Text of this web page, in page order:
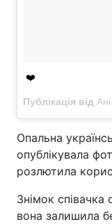
❤️
Публікація від
Опальна
опублікувала
розлютила
Знімок
вона залишила